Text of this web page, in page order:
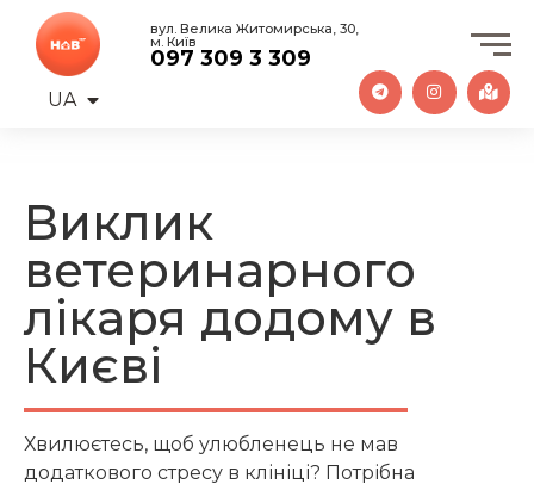
UA
EN
097 309 3 309
вул. Велика Житомирська, 30,
м. Київ
Виклик
ветеринарного
лікаря додому в
Києві
Хвилюєтесь, щоб улюбленець не мав
додаткового стресу в клініці? Потрібна